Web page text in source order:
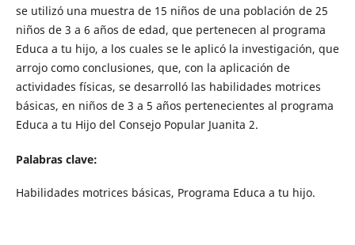
se utilizó una muestra de 15 niños de una población de 25
niños de 3 a 6 años de edad, que pertenecen al programa
Educa a tu hijo, a los cuales se le aplicó la investigación, que
arrojo como conclusiones, que, con la aplicación de
actividades físicas, se desarrolló las habilidades motrices
básicas, en niños de 3 a 5 años pertenecientes al programa
Educa a tu Hijo del Consejo Popular Juanita 2.
Palabras clave:
Habilidades motrices básicas, Programa Educa a tu hijo.